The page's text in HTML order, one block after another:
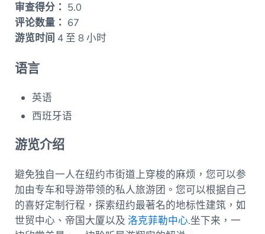
审查得分： 5.0
评论数量： 67
游览时间 4 至 8 小时
语言
英语
西班牙语
游览介绍
避免独自一人在纽约市街道上穿梭的麻烦，您可以参
加由专车和导游带领的私人旅游团。您可以根据自己
的喜好定制行程，探索纽约最著名的地标性建筑，如
世贸中心、帝国大厦以及 洛克菲勒中心.坐下来，一